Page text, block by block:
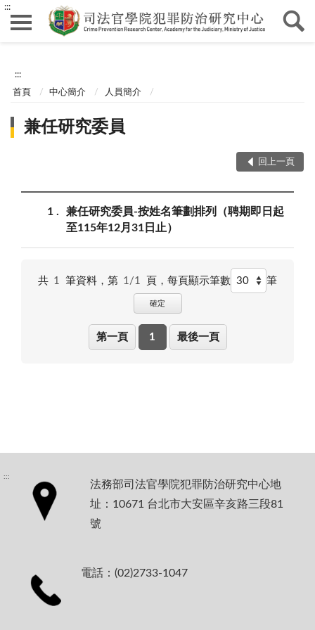
:::
:::
首頁 中心簡介 人員簡介
兼任研究委員
回上一頁
1
兼任研究委員-按姓名筆劃排列（聘期即日起
至115年12月31日止）
共 1 筆資料，第 1/1 頁， 每頁顯示筆數 筆
確定
第一頁 1 最後一頁
:::
法務部司法官學院犯罪防治研究中心地
址：10671 台北市大安區辛亥路三段81
號
電話：(02)2733-1047